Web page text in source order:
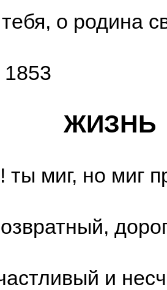
о родина
ЖИЗНЬ
ты миг, но миг
и